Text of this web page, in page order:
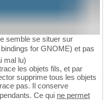
semble se situer sur
for GNOME) et pas
mal lu)
les objets fils, et par
supprime tous les objets
pas. Il conserve
Ce qui ne permet